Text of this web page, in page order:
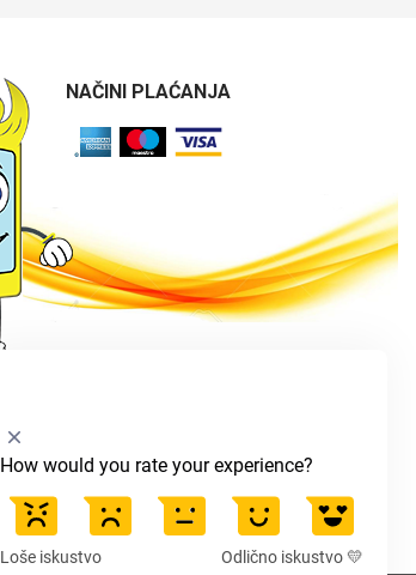
NAČINI PLAĆANJA
How would you rate your experience?
Select
option
from
1
Loše iskustvo Odlično iskustvo 💛